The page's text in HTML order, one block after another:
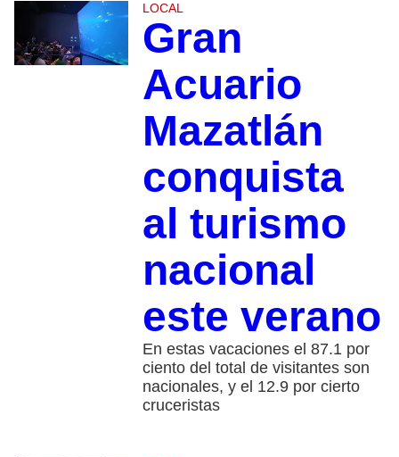
LOCAL
Gran
Acuario
Mazatlán
conquista
al turismo
nacional
este verano
En estas vacaciones el 87.1 por
ciento del total de visitantes son
nacionales, y el 12.9 por cierto
cruceristas